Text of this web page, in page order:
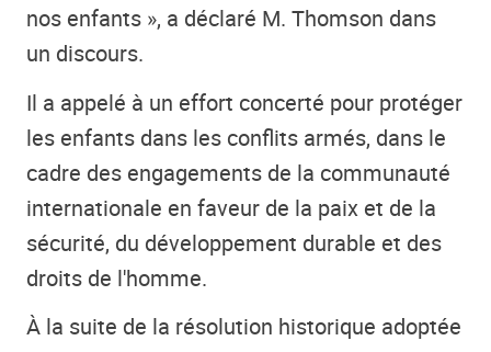
nos enfants », a déclaré M. Thomson dans
un discours.
Il a appelé à un effort concerté pour protéger
les enfants dans les conflits armés, dans le
cadre des engagements de la communauté
internationale en faveur de la paix et de la
sécurité, du développement durable et des
droits de l'homme.
À la suite de la résolution historique adoptée